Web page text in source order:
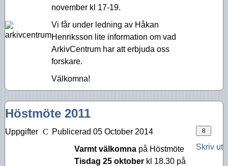
november kl 17-19.
Vi får under ledning av Håkan
Henriksson lite information om vad
ArkivCentrum har att erbjuda oss
forskare.
Välkomna!
Höstmöte 2011
Skriv ut
Uppgifter Publicerad 05 October 2014
Varmt välkomna på Höstmöte
Tisdag 25 oktober kl 18.30 på